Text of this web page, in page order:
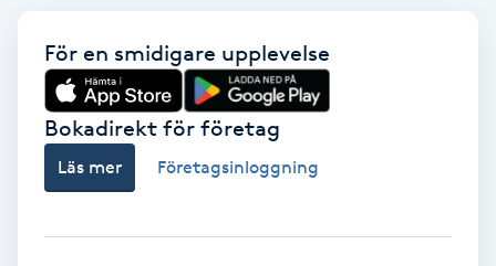
Lymfmassage
Läpptatuering
Makeup
För en smidigare upplevelse
Bokadirekt för företag
Läs mer Företagsinloggning